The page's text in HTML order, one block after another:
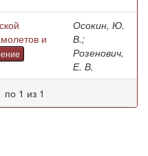
и
Осокин, Ю.
В.;
Розенович,
Е. В.
по 1 из 1